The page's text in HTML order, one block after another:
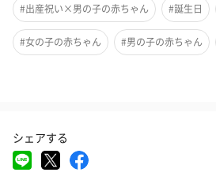
兵庫県にある木製知育玩具メーカーです
自社で運営している幼児教室と連携し
検証結果に基づいた、商品開発を行っ
手指や思考の発達に見合った遊び方のデ
#出産祝い×男の子の赤ちゃん #誕生日
#女の子の赤ちゃん #男の子の赤ちゃん
#5歳 #6-9歳
シェアする